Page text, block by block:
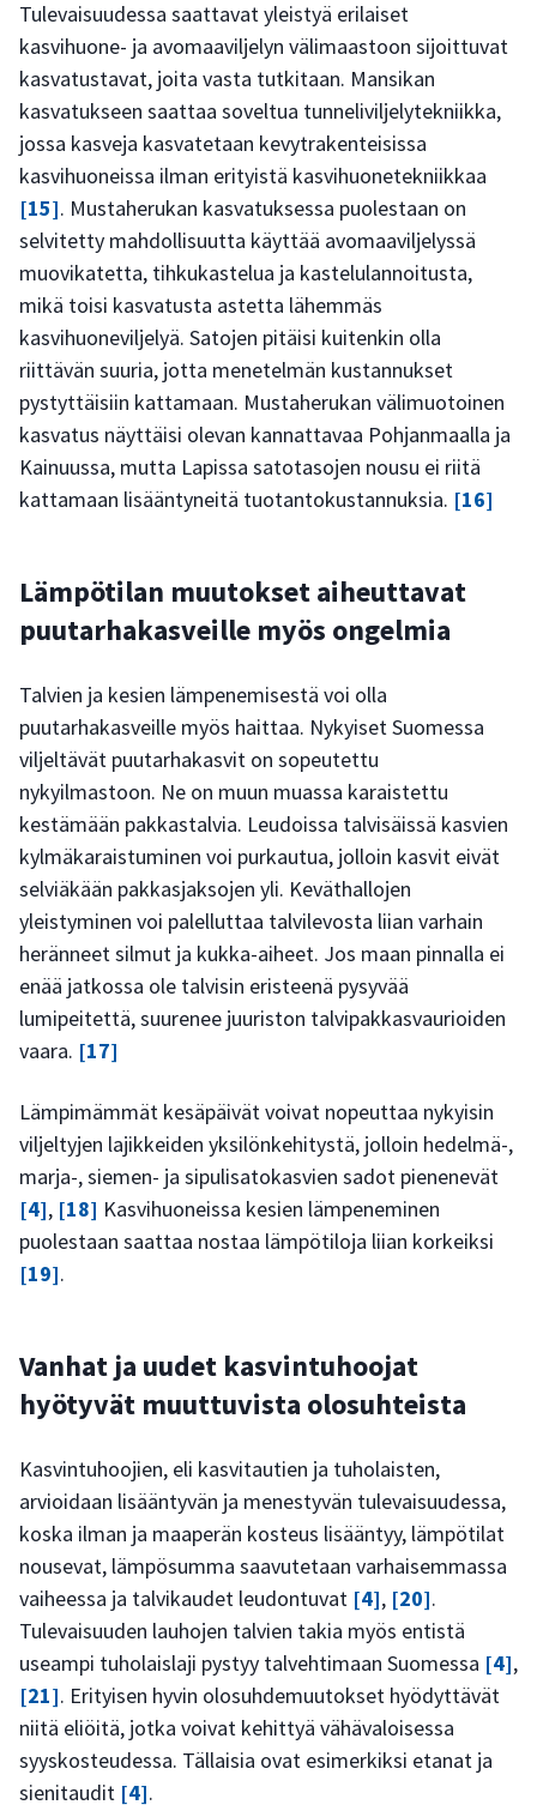
Tulevaisuudessa saattavat yleistyä erilaiset
kasvihuone- ja avomaaviljelyn välimaastoon sijoittuvat
kasvatustavat, joita vasta tutkitaan. Mansikan
kasvatukseen saattaa soveltua tunneliviljelytekniikka,
jossa kasveja kasvatetaan kevytrakenteisissa
kasvihuoneissa ilman erityistä kasvihuonetekniikkaa
[15]. Mustaherukan kasvatuksessa puolestaan on
selvitetty mahdollisuutta käyttää avomaaviljelyssä
muovikatetta, tihkukastelua ja kastelulannoitusta,
mikä toisi kasvatusta astetta lähemmäs
kasvihuoneviljelyä. Satojen pitäisi kuitenkin olla
riittävän suuria, jotta menetelmän kustannukset
pystyttäisiin kattamaan. Mustaherukan välimuotoinen
kasvatus näyttäisi olevan kannattavaa Pohjanmaalla ja
Kainuussa, mutta Lapissa satotasojen nousu ei riitä
kattamaan lisääntyneitä tuotantokustannuksia. [16]
Lämpötilan muutokset aiheuttavat
puutarhakasveille myös ongelmia
Talvien ja kesien lämpenemisestä voi olla
puutarhakasveille myös haittaa. Nykyiset Suomessa
viljeltävät puutarhakasvit on sopeutettu
nykyilmastoon. Ne on muun muassa karaistettu
kestämään pakkastalvia. Leudoissa talvisäissä kasvien
kylmäkaraistuminen voi purkautua, jolloin kasvit eivät
selviäkään pakkasjaksojen yli. Keväthallojen
yleistyminen voi palelluttaa talvilevosta liian varhain
heränneet silmut ja kukka-aiheet. Jos maan pinnalla ei
enää jatkossa ole talvisin eristeenä pysyvää
lumipeitettä, suurenee juuriston talvipakkasvaurioiden
vaara. [17]
Lämpimämmät kesäpäivät voivat nopeuttaa nykyisin
viljeltyjen lajikkeiden yksilönkehitystä, jolloin hedelmä-,
marja-, siemen- ja sipulisatokasvien sadot pienenevät
[4], [18] Kasvihuoneissa kesien lämpeneminen
puolestaan saattaa nostaa lämpötiloja liian korkeiksi
[19].
Vanhat ja uudet kasvintuhoojat
hyötyvät muuttuvista olosuhteista
Kasvintuhoojien, eli kasvitautien ja tuholaisten,
arvioidaan lisääntyvän ja menestyvän tulevaisuudessa,
koska ilman ja maaperän kosteus lisääntyy, lämpötilat
nousevat, lämpösumma saavutetaan varhaisemmassa
vaiheessa ja talvikaudet leudontuvat [4], [20].
Tulevaisuuden lauhojen talvien takia myös entistä
useampi tuholaislaji pystyy talvehtimaan Suomessa [4],
[21]. Erityisen hyvin olosuhdemuutokset hyödyttävät
niitä eliöitä, jotka voivat kehittyä vähävaloisessa
syyskosteudessa. Tällaisia ovat esimerkiksi etanat ja
sienitaudit [4].